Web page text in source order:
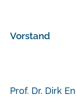
Vorstand
Prof. Dr. Dirk